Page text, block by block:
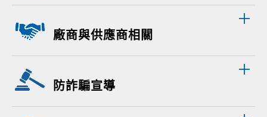
廠商與供應商相關
防詐騙宣導